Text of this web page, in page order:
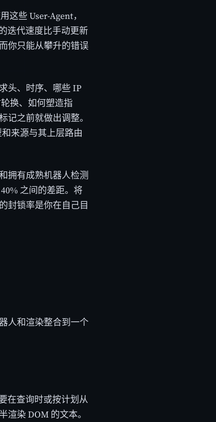
些 User-Agent，
迭代速度比手动更新
你只能从攀升的错误
头、时序、哪些 IP
换、如何塑造指
之前就做出调整。
来源与其上层路由
拥有成熟机器人检测
之间的差距。将
封锁率是你在自己目
人和渲染整合到一个
在查询时或按计划从
染 DOM 的文本。